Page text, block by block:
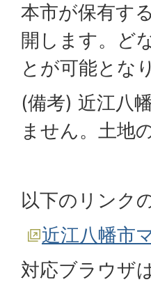
本市が保有す
開します。ど
とが可能とな
(備考) 近江八
ません。土地
以下のリンク
近江八幡市
対応ブラウザ